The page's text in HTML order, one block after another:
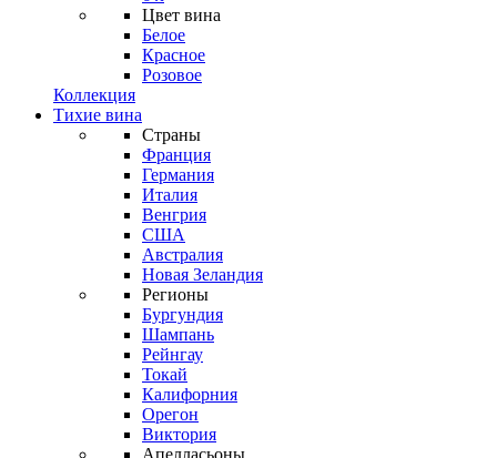
Цвет вина
Белое
Красное
Розовое
Коллекция
Тихие вина
Страны
Франция
Германия
Италия
Венгрия
США
Австралия
Новая Зеландия
Регионы
Бургундия
Шампань
Рейнгау
Токай
Калифорния
Орегон
Виктория
Апелласьоны